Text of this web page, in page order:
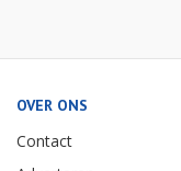
OVER ONS
Contact